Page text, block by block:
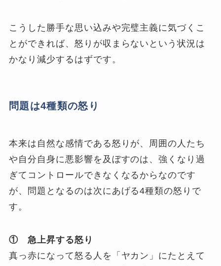
こうした勝手な思い込みや完璧主義に気づくこ
とができれば、怒りが収まらないという状況は
かなり減少するはずです。
問題は4種類の怒り
本来は自然な感情である怒りが、周囲の人たち
や自分自身に悪影響を及ぼすのは、強くなり過
ぎてコントロールできなくなるからなのです
が、問題となるのは次にあげる4種類の怒りで
す。
① 急上昇する怒り
真っ赤になって怒る人を「ヤカン」にたとえて